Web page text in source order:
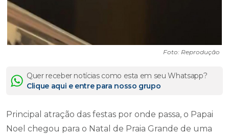
Foto: Reprodução
Quer receber notícias como esta em seu Whatsapp?
Clique aqui e entre para nosso grupo
Principal atração das festas por onde passa, o Papai
Noel chegou para o Natal de Praia Grande de uma